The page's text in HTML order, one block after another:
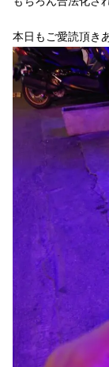
本日もご愛読頂き